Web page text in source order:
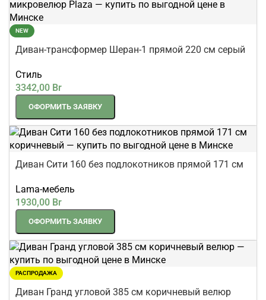
NEW
Диван-трансформер Шеран-1 прямой 220 см серый
Стиль
3342,00 Br
ОФОРМИТЬ ЗАЯВКУ
Диван Сити 160 без подлокотников прямой 171 см
Lama-мебель
1930,00 Br
ОФОРМИТЬ ЗАЯВКУ
РАСПРОДАЖА
Диван Гранд угловой 385 см коричневый велюр